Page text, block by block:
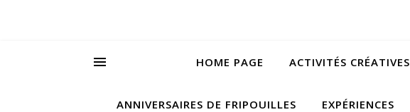
HOME PAGE ACTIVITÉS CRÉATIVES
ANNIVERSAIRES DE FRIPOUILLES EXPÉRIENCES